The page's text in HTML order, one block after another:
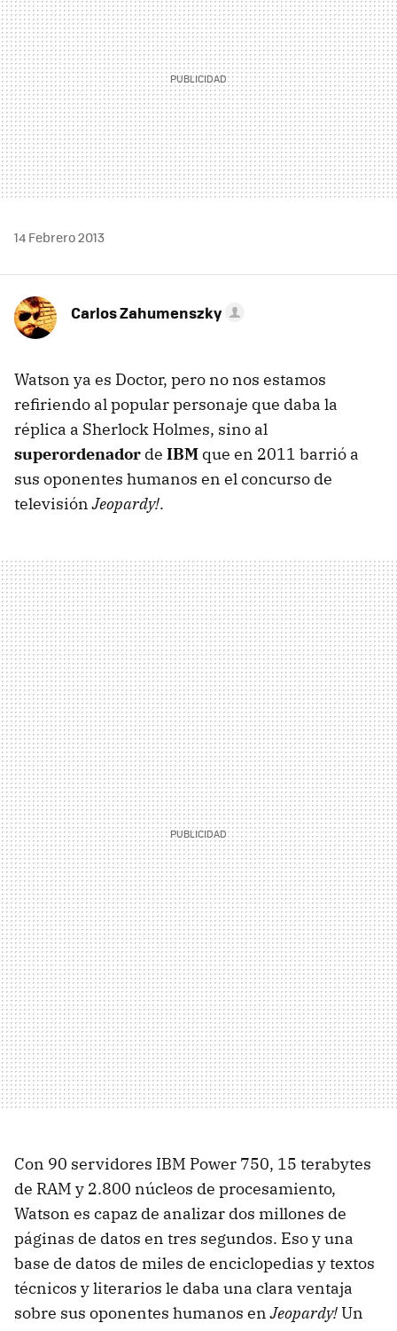
14 Febrero 2013
Carlos Zahumenszky
Watson ya es Doctor, pero no nos estamos
refiriendo al popular personaje que daba la
réplica a Sherlock Holmes, sino al
superordenador de IBM que en 2011 barrió a
sus oponentes humanos en el concurso de
televisiónJeopardy!.
Con 90 servidores IBM Power 750, 15 terabytes
de RAM y 2.800 núcleos de procesamiento,
Watson es capaz de analizar dos millones de
páginas de datos en tres segundos. Eso y una
base de datos de miles de enciclopedias y textos
técnicos y literarios le daba una clara ventaja
sobre sus oponentes humanos enJeopardy!Un